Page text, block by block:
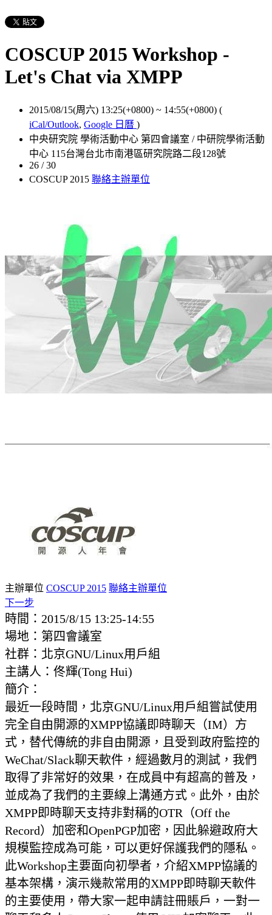
COSCUP 2015 Workshop -
Let's Chat via XMPP
2015/08/15(周六) 13:25(+0800) ~ 14:55(+0800) (
iCal/Outlook, Google 日曆 )
中央研究院 學術活動中心 第四會議室 / 中研院學術活動
中心 115台灣台北市南港區研究院路二段128號
26 / 30
COSCUP 2015 聯絡主辦單位
主辦單位 COSCUP 2015 聯絡主辦單位
下一步
時間：2015/8/15 13:25-14:55
場地：第四會議室
社群：北京GNU/Linux用戶組
主講人：佟輝(Tong Hui)
簡介：
最近一段時間，北京GNU/Linux用戶組嘗試使用
完全自由開源的XMPP協議即時聊天（IM）方
式，替代傳統的非自由開源，且受到政府監控的
WeChat/Slack聊天軟件，經過數月的測試，我們
取得了非常好的效果，在成員中有超高的普及，
並成為了我們的主要線上溝通方式。此外，由於
XMPP即時聊天支持非對稱的OTR（Off the
Record）加密和OpenPGP加密，因此躲避政府大
規模監控成為可能，可以更好保護我們的隱私。
此Workshop主要面向初學者，介紹XMPP協議的
基本架構，演示幾款常用的XMPP即時聊天軟件
的主要使用，帶大家一起申請註冊賬戶，一對一